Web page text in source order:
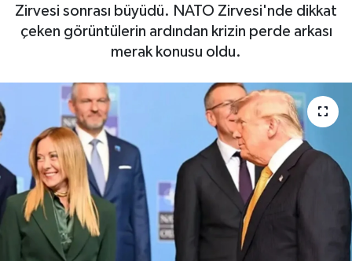
Zirvesi sonrası büyüdü. NATO Zirvesi'nde dikkat
çeken görüntülerin ardından krizin perde arkası
merak konusu oldu.
Haberde İnsan
Magazin
Manşet Altı
Manşetler
Resmi İlan